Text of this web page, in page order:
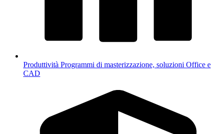
Produttività Programmi di masterizzazione, soluzioni Office e
CAD